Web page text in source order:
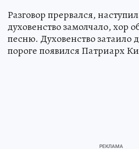
Разговор прервался,
духовенство замолчало, хор
песню. Духовенство затаило
пороге появился Патриарх